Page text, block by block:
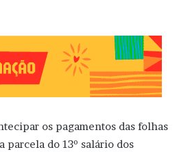
os pagamentos das folhas
do 13º salário dos